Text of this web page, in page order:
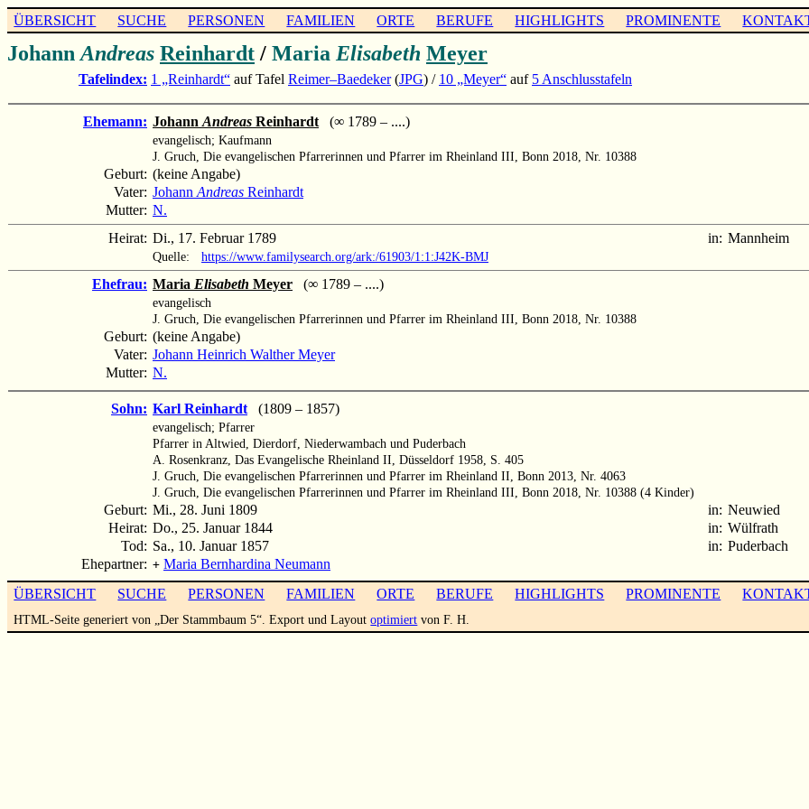
ÜBERSICHT SUCHE PERSONEN FAMILIEN ORTE BERUFE HIGHLIGHTS PROMINENTE
Johann Andreas Reinhardt / Maria Elisabeth Meyer
Tafelindex: 1 „Reinhardt“ auf Tafel Reimer–Baedeker(JPG) / 10 „Meyer“ auf 5 Anschlusstafeln
Ehemann: Johann Andreas Reinhardt (∞ 1789 – ....)
evangelisch; Kaufmann
J. Gruch, Die evangelischen Pfarrerinnen und Pfarrer im Rheinland III, Bonn 2018, Nr. 10388
Geburt: (keine Angabe)
Vater: Johann Andreas Reinhardt
Mutter: N.
Heirat: Di., 17. Februar 1789 in: Mannheim
Quelle: https://www.familysearch.org/ark:/61903/1:1:J42K-BMJ
Ehefrau: Maria Elisabeth Meyer (∞ 1789 – ....)
evangelisch
J. Gruch, Die evangelischen Pfarrerinnen und Pfarrer im Rheinland III, Bonn 2018, Nr. 10388
Geburt: (keine Angabe)
Vater: Johann Heinrich Walther Meyer
Mutter: N.
Sohn: Karl Reinhardt (1809 – 1857)
evangelisch; Pfarrer
Pfarrer in Altwied, Dierdorf, Niederwambach und Puderbach
A. Rosenkranz, Das Evangelische Rheinland II, Düsseldorf 1958, S. 405
J. Gruch, Die evangelischen Pfarrerinnen und Pfarrer im Rheinland II, Bonn 2013, Nr. 4063
J. Gruch, Die evangelischen Pfarrerinnen und Pfarrer im Rheinland III, Bonn 2018, Nr. 10388 (4 Kinder)
Geburt: Mi., 28. Juni 1809 in: Neuwied
Heirat: Do., 25. Januar 1844 in: Wülfrath
Tod: Sa., 10. Januar 1857 in: Puderbach
Ehepartner: + Maria Bernhardina Neumann
ÜBERSICHT
SUCHE PERSONEN FAMILIEN ORTE BERUFE HIGHLIGHTS PROMINENTE
HTML-Seite generiert von „Der Stammbaum 5“. Export und Layoutoptimiert von F. H.